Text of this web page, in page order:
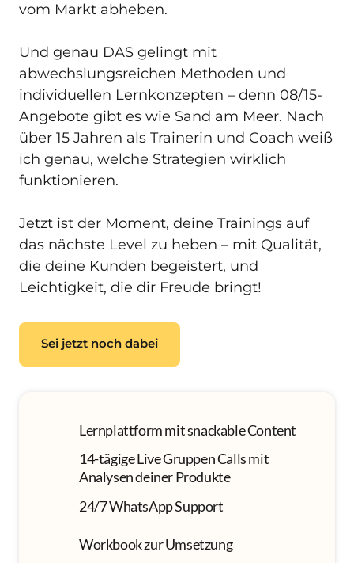
vom Markt abheben.
Und genau DAS gelingt mit
abwechslungsreichen Methoden und
individuellen Lernkonzepten – denn 08/15-
Angebote gibt es wie Sand am Meer. Nach
über 15 Jahren als Trainerin und Coach weiß
ich genau, welche Strategien wirklich
funktionieren.
Jetzt ist der Moment, deine Trainings auf
das nächste Level zu heben – mit Qualität,
die deine Kunden begeistert, und
Leichtigkeit, die dir Freude bringt!
Sei jetzt noch dabei
Lernplattform mit snackable Content
14-tägige Live Gruppen Calls mit
Analysen deiner Produkte
24/7 WhatsApp Support
Workbook zur Umsetzung